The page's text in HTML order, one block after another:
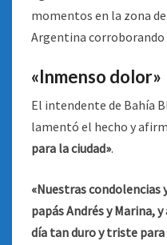
momentos en la zona
Argentina corroborando
«Inmenso dolor»
El intendente de Bahía
lamentó el hecho y
para la ciudad».
«Nuestras condolencias
papás Andrés y Marina,
día tan duro y triste